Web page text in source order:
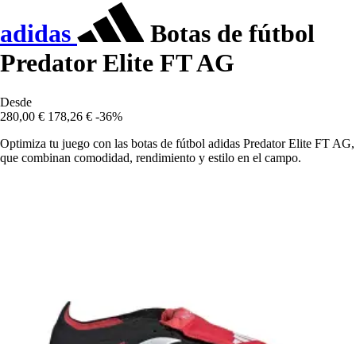
adidas
Botas de fútbol
Predator Elite FT AG
Desde
280,00 € 178,26 € -36%
Optimiza tu juego con las botas de fútbol adidas Predator Elite FT AG,
que combinan comodidad, rendimiento y estilo en el campo.